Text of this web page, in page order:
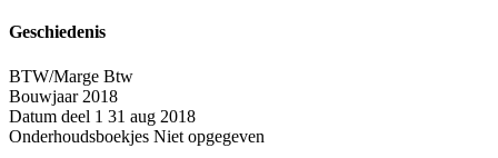
Geschiedenis
BTW/Marge Btw
Bouwjaar 2018
Datum deel 1 31 aug 2018
Onderhoudsboekjes Niet opgegeven